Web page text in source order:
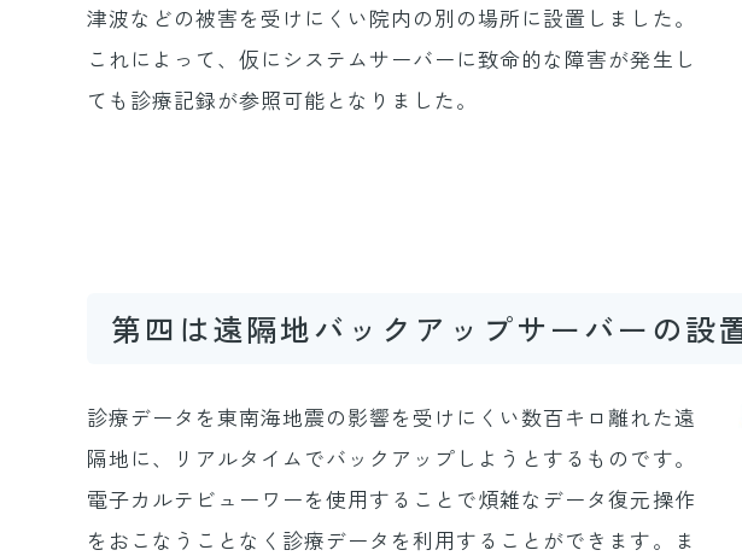
津波などの被害を受けにくい院内の別の場所に設置しました。
これによって、仮にシステムサーバーに致命的な障害が発生し
ても診療記録が参照可能となりました。
第四は遠隔地バックアップサーバーの設
診療データを東南海地震の影響を受けにくい数百キロ離れた遠
隔地に、リアルタイムでバックアップしようとするものです。
電子カルテビューワーを使用することで煩雑なデータ復元操作
をおこなうことなく診療データを利用することができます。ま